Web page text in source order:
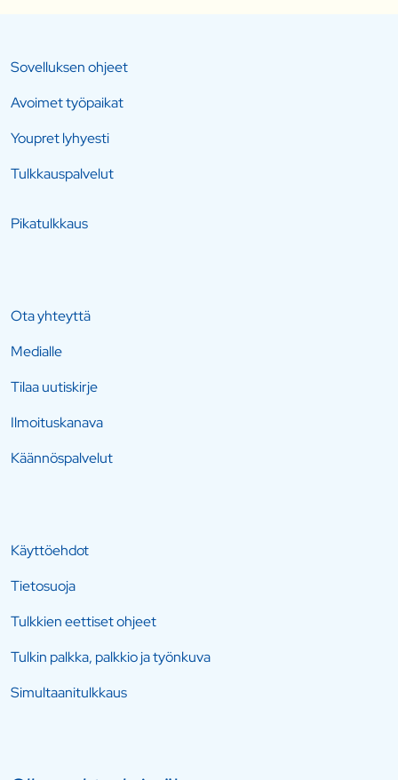
Sovelluksen ohjeet
Avoimet työpaikat
Youpret lyhyesti
Tulkkauspalvelut
Pikatulkkaus
Ota yhteyttä
Medialle
Tilaa uutiskirje
Ilmoituskanava
Käännöspalvelut
Käyttöehdot
Tietosuoja
Tulkkien eettiset ohjeet
Tulkin palkka, palkkio ja työnkuva
Simultaanitulkkaus